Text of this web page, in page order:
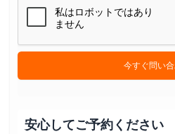
今すぐ問い
安心してご予約ください